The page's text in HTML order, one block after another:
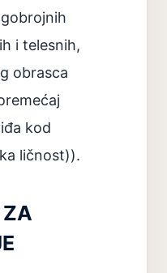
i telesnih,
obrasca
kod
ličnost)).
ZA